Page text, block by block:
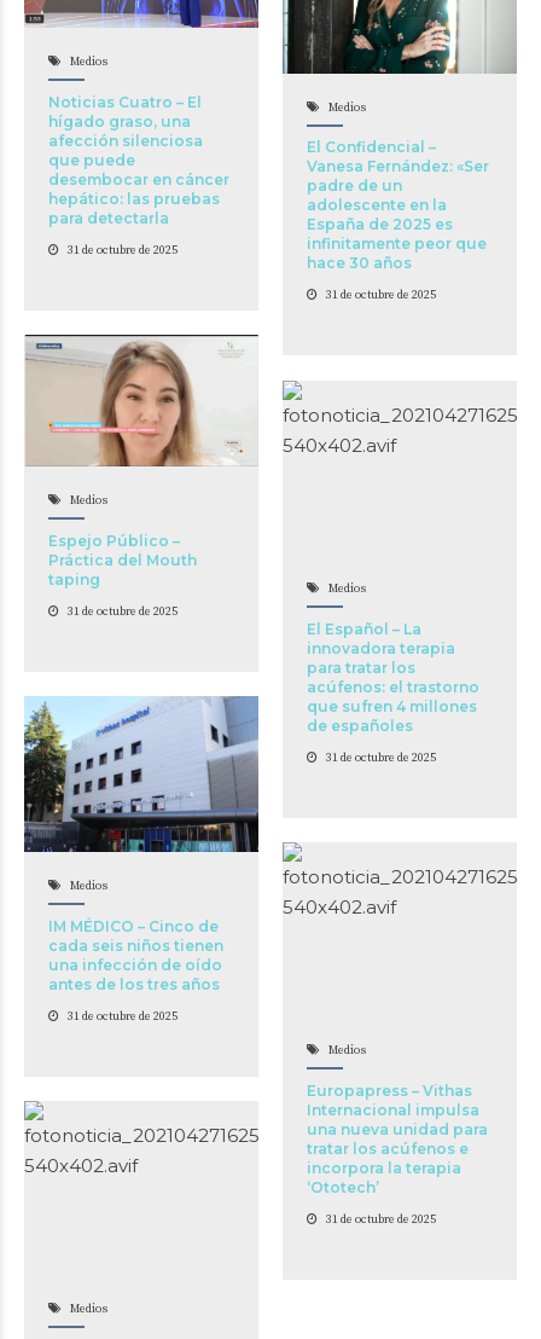
Medios
Noticias Cuatro – El
hígado graso, una
afección silenciosa
que puede
desembocar en cáncer
hepático: las pruebas
para detectarla
31 de octubre de 2025
Medios
El Confidencial –
Vanesa Fernández: «Ser
padre de un
adolescente en la
España de 2025 es
infinitamente peor que
hace 30 años
31 de octubre de 2025
Medios
Espejo Público –
Práctica del Mouth
taping
31 de octubre de 2025
Medios
El Español – La
innovadora terapia
para tratar los
acúfenos: el trastorno
que sufren 4 millones
de españoles
31 de octubre de 2025
Medios
IM MÉDICO – Cinco de
cada seis niños tienen
una infección de oído
antes de los tres años
31 de octubre de 2025
Medios
Europapress – Vithas
Internacional impulsa
una nueva unidad para
tratar los acúfenos e
incorpora la terapia
‘Ototech’
31 de octubre de 2025
Medios